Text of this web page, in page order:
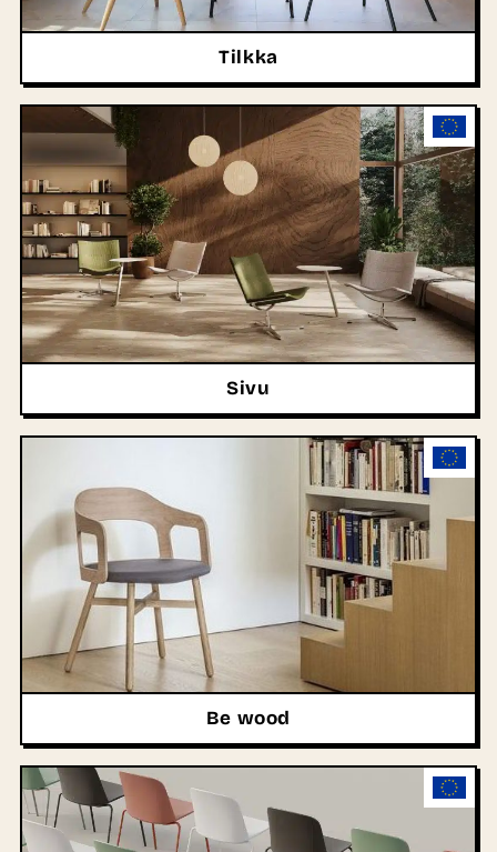
Tilkka
Sivu
Be wood